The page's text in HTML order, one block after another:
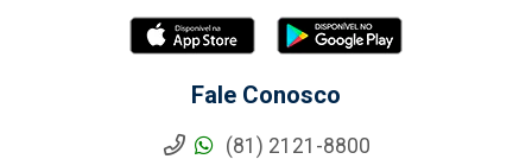
Fale Conosco
(81) 2121-8800